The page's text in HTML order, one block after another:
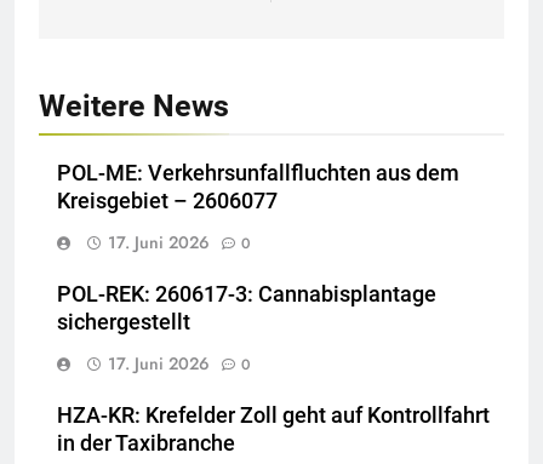
Weitere News
POL-ME: Verkehrsunfallfluchten aus dem
Kreisgebiet – 2606077
17. Juni 2026
0
POL-REK: 260617-3: Cannabisplantage
sichergestellt
17. Juni 2026
0
HZA-KR: Krefelder Zoll geht auf Kontrollfahrt
in der Taxibranche